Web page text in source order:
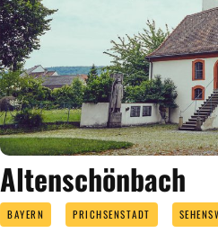
Altenschönbach
BAYERN PRICHSENSTADT